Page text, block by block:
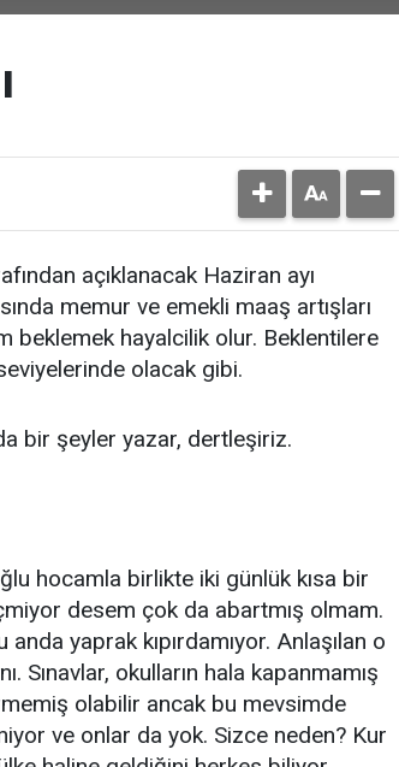
açıklanacak Haziran ayı
memur ve emekli maaş artışları
beklemek hayalcilik olur. Beklentilere
olacak gibi.
bir şeyler yazar, dertleşiriz.
hocamla birlikte iki günlük kısa bir
desem çok da abartmış olmam.
yaprak kıpırdamıyor. Anlaşılan o
Sınavlar, okulların hala kapanmamış
olabilir ancak bu mevsimde
ve onlar da yok. Sizce neden? Kur